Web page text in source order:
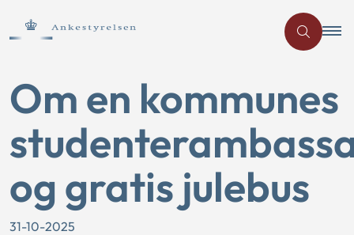
Om en kommunes
og gratis julebus
31-10-2025